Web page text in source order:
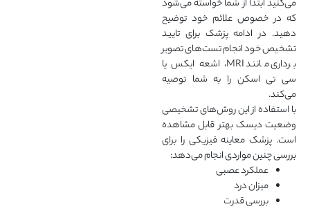
می‌کنید ابتدا از شما خواسته می‌شود
که در خصوص علائم خود توضیح
دهید. در ادامه پزشک برای تایید
تشخیص خود انجام تست‌های تصویر
برداری مانند MRI، اشعه ایکس یا
سی تی اسکن را به شما توصیه
می‌کند.
با استفاده از این روش‌های تشخیصی
وضعیت دیسک بهتر قابل مشاهده
است. پزشک معاینه فیزیکی را برای
بررسی چنین مواردی انجام می‌دهد:
عملکرد عصبی
میزان درد
بررسی قدرت